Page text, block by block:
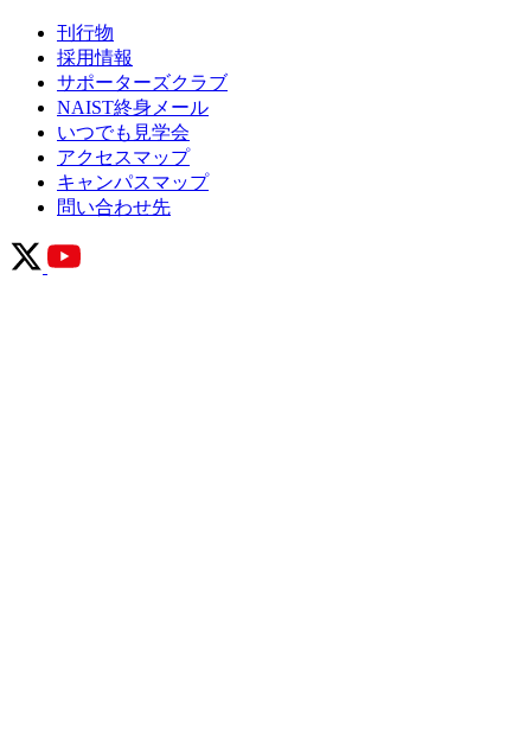
刊行物
採用情報
サポーターズクラブ
NAIST終身メール
いつでも見学会
アクセスマップ
キャンパスマップ
問い合わせ先